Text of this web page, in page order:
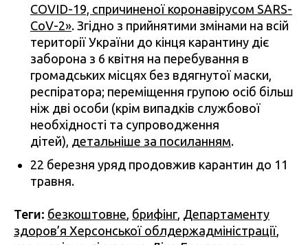
COVID-19, спричиненої коронавірусом SARS-
CoV-2». Згідно з прийнятими змінами на всій
території України до кінця карантину діє
заборона з 6 квітня на перебування в
громадських місцях без вдягнутої маски,
респіратора; переміщення групою осіб більш
ніж дві особи (крім випадків службової
необхідності та супроводження
дітей), детальніше за посиланням.
22 березня уряд продовжив карантин до 11
травня.
Теги: безкоштовне брифінг Департаменту
здоров’я Херсонської облдержадміністрації